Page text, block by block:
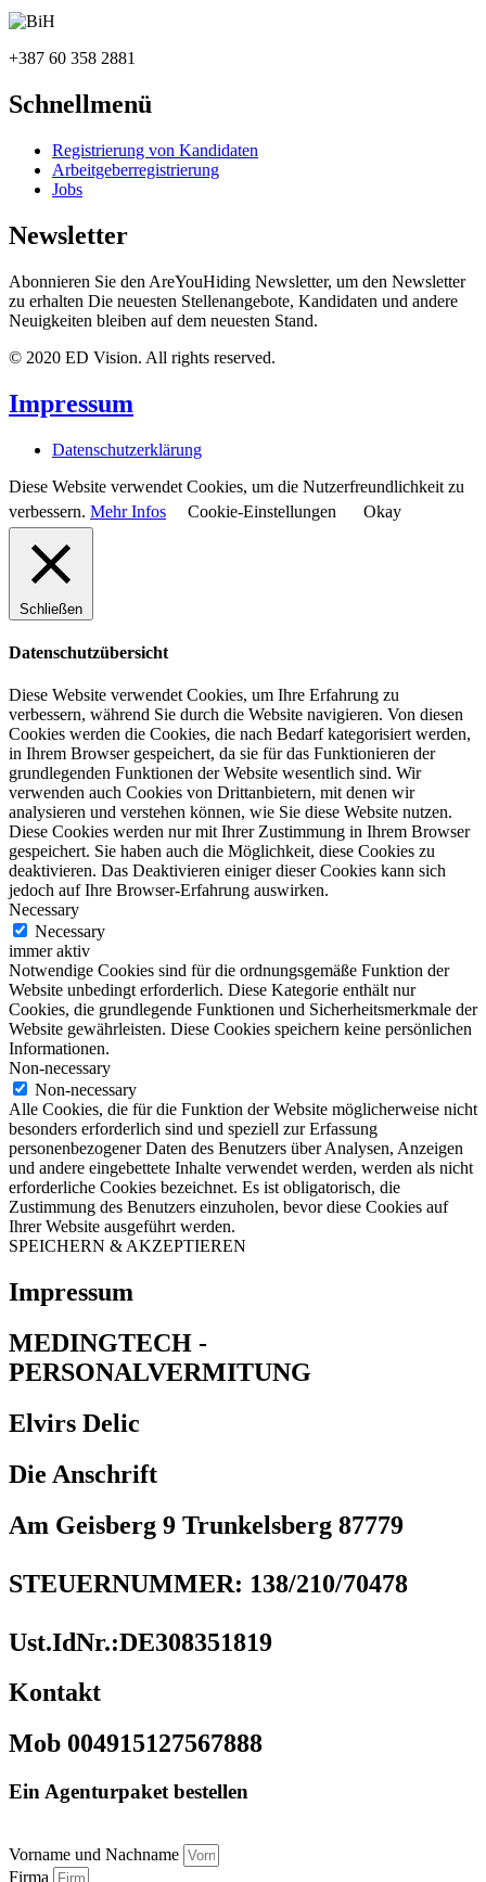
+387 60 358 2881
Schnellmenü
Registrierung von Kandidaten
Arbeitgeberregistrierung
Jobs
Newsletter
Abonnieren Sie den AreYouHiding Newsletter, um den Newsletter
zu erhalten Die neuesten Stellenangebote, Kandidaten und andere
Neuigkeiten bleiben auf dem neuesten Stand.
© 2020 ED Vision. All rights reserved.
Impressum
Datenschutzerklärung
Diese Website verwendet Cookies, um die Nutzerfreundlichkeit zu
verbessern. Mehr Infos Cookie-Einstellungen Okay
Schließen
Datenschutzübersicht
Diese Website verwendet Cookies, um Ihre Erfahrung zu
verbessern, während Sie durch die Website navigieren. Von diesen
Cookies werden die Cookies, die nach Bedarf kategorisiert werden,
in Ihrem Browser gespeichert, da sie für das Funktionieren der
grundlegenden Funktionen der Website wesentlich sind. Wir
verwenden auch Cookies von Drittanbietern, mit denen wir
analysieren und verstehen können, wie Sie diese Website nutzen.
Diese Cookies werden nur mit Ihrer Zustimmung in Ihrem Browser
gespeichert. Sie haben auch die Möglichkeit, diese Cookies zu
deaktivieren. Das Deaktivieren einiger dieser Cookies kann sich
jedoch auf Ihre Browser-Erfahrung auswirken.
Necessary
Necessary
immer aktiv
Notwendige Cookies sind für die ordnungsgemäße Funktion der
Website unbedingt erforderlich. Diese Kategorie enthält nur
Cookies, die grundlegende Funktionen und Sicherheitsmerkmale der
Website gewährleisten. Diese Cookies speichern keine persönlichen
Informationen.
Non-necessary
Non-necessary
Alle Cookies, die für die Funktion der Website möglicherweise nicht
besonders erforderlich sind und speziell zur Erfassung
personenbezogener Daten des Benutzers über Analysen, Anzeigen
und andere eingebettete Inhalte verwendet werden, werden als nicht
erforderliche Cookies bezeichnet. Es ist obligatorisch, die
Zustimmung des Benutzers einzuholen, bevor diese Cookies auf
Ihrer Website ausgeführt werden.
SPEICHERN & AKZEPTIEREN
Impressum
MEDINGTECH -
PERSONALVERMITUNG
Elvirs Delic
Die Anschrift
Am Geisberg 9 Trunkelsberg 87779
STEUERNUMMER: 138/210/70478
Ust.IdNr.:DE308351819
Kontakt
Mob 004915127567888
Ein Agenturpaket bestellen
Vorname und Nachname
Firma